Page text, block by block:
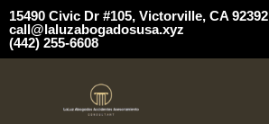
15490 Civic Dr #105, Victorville, CA 92392
call@laluzabogadosusa.xyz
(442) 255-6608